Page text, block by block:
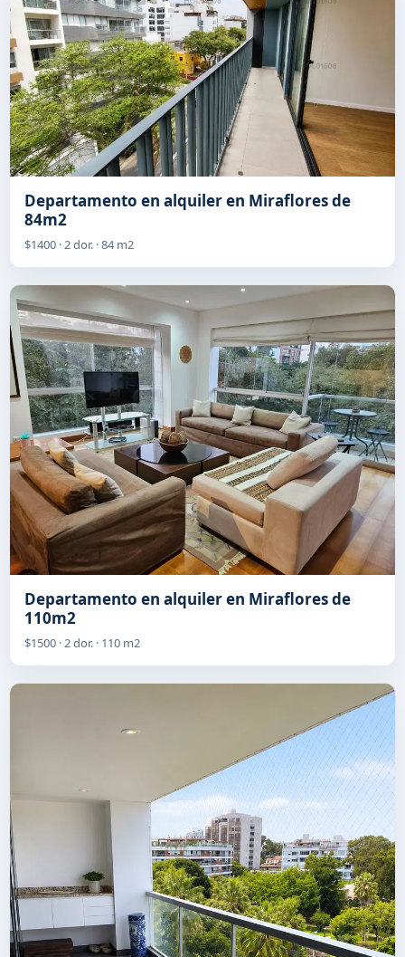
Departamento en alquiler en Miraflores de
84m2
$1400 · 2 dor. · 84 m2
Departamento en alquiler en Miraflores de
110m2
$1500 · 2 dor. · 110 m2